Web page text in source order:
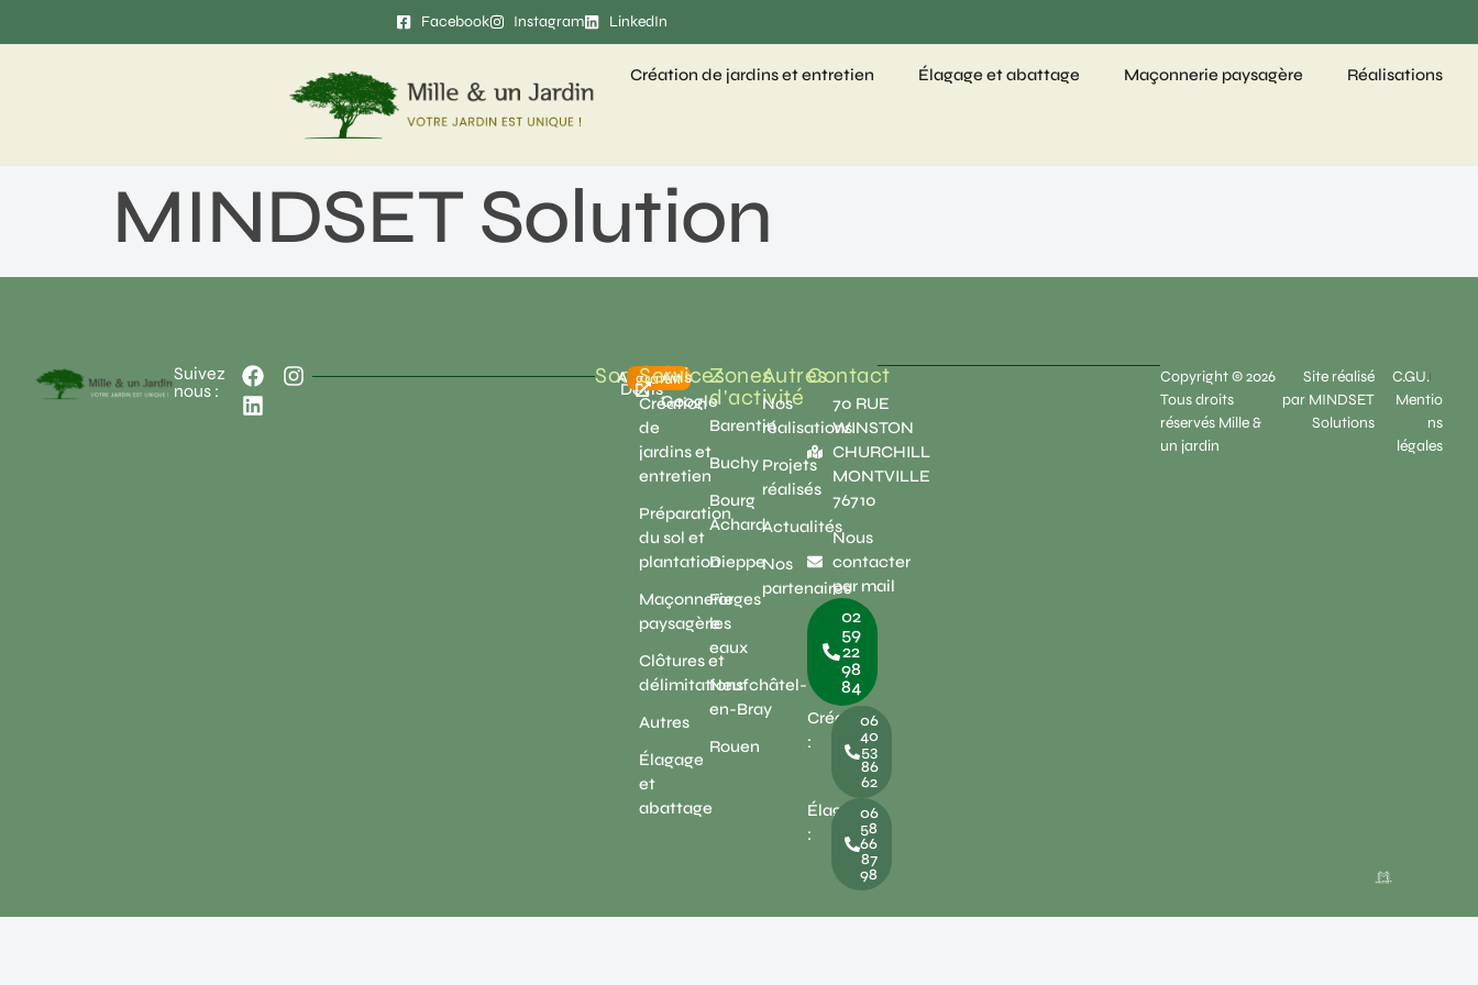
Facebook Instagram LinkedIn
Création de jardins et entretien Élagage et abattage Maçonnerie paysagère Réalisations
MINDSET Solution
Suivez
nous :
Société
Accueil
Devis
gratuit
Avis
Google
Services
Création
de
jardins et
entretien
Préparation
du sol et
plantation
Maçonnerie
paysagère
Clôtures et
délimitations
Autres
Élagage
et
abattage
Zones
d'activité
Barentin
Buchy
Bourg
Achard
Dieppe
Forges
les
eaux
Neufchâtel-
en-Bray
Rouen
Autres
Nos
réalisations
Projets
réalisés
Actualités
Nos
partenaires
Contact
70 RUE
WINSTON
CHURCHILL
MONTVILLE
76710
Nous
contacter
par mail
02
59
22
98
84
Création
:
06
40
53
86
62
Élagage
:
06
58
66
87
98
Copyright © 2026
Tous droits
réservés Mille &
un jardin
Site réalisé
par MINDSET
Solutions
C.GU.
Mentio
ns
légales